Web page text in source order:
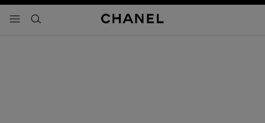
- navegación principal
buscar